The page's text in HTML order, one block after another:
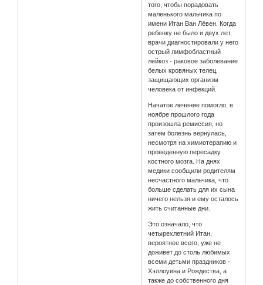
того, чтобы порадовать
маленького мальчика по
имени Итан Ван Лёвен. Когда
ребенку не было и двух лет,
врачи диагностировали у него
острый лимфобластный
лейкоз - раковое заболевание
белых кровяных телец,
защищающих организм
человека от инфекций.
Начатое лечение помогло, в
ноябре прошлого года
произошла ремиссия, но
затем болезнь вернулась,
несмотря на химиотерапию и
проведенную пересадку
костного мозга. На днях
медики сообщили родителям
несчастного мальчика, что
больше сделать для их сына
ничего нельзя и ему осталось
жить считанные дни.
Это означало, что
четырехлетний Итан,
вероятнее всего, уже не
доживет до столь любимых
всеми детьми праздников -
Хэллоуина и Рождества, а
также до собственного дня